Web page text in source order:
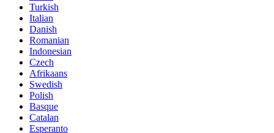
Turkish
Italian
Danish
Romanian
Indonesian
Czech
Afrikaans
Swedish
Polish
Basque
Catalan
Esperanto